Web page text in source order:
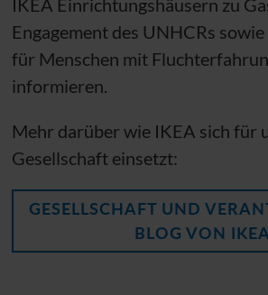
Engagement des UNHCRs
für Menschen mit
informieren.
Mehr darüber wie IKEA sich für
Gesellschaft einsetzt:
GESELLSCHAFT UND
BLOG VON IKEA